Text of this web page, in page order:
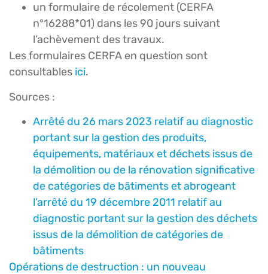
un formulaire de récolement (CERFA
n°16288*01) dans les 90 jours suivant
l’achèvement des travaux.
Les formulaires CERFA en question sont
consultables ici.
Sources :
Arrêté du 26 mars 2023 relatif au diagnostic
portant sur la gestion des produits,
équipements, matériaux et déchets issus de
la démolition ou de la rénovation significative
de catégories de bâtiments et abrogeant
l’arrêté du 19 décembre 2011 relatif au
diagnostic portant sur la gestion des déchets
issus de la démolition de catégories de
bâtiments
Opérations de destruction : un nouveau